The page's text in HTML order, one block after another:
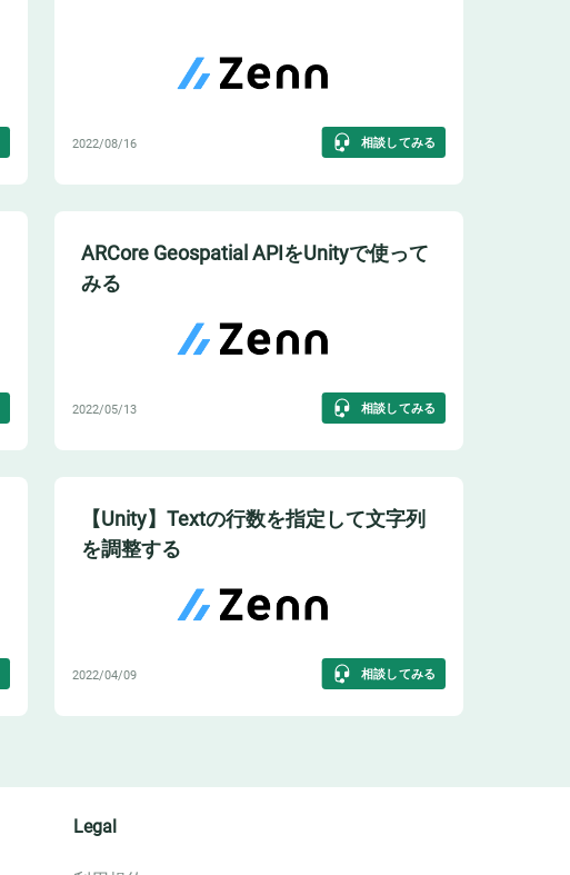
2022/08/16 相談してみる
ARCore Geospatial APIをUnityで使って
みる
2022/05/13 相談してみる
【Unity】Textの行数を指定して文字列
を調整する
2022/04/09 相談してみる
Legal